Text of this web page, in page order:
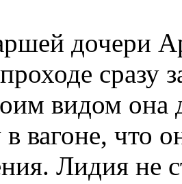
дочери
сразу
видом она
вагоне, что
Лидия не